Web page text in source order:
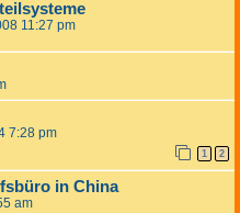
11:27 pm
7:28 pm
1 2
in China
am